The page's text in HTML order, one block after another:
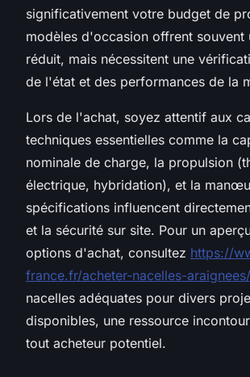
significativement votre budget de
modèles d'occasion offrent souvent
réduit, mais nécessitent une
de l'état et des performances de la
Lors de l'achat, soyez attentif aux
techniques essentielles comme la
nominale de charge, la propulsion
électrique, hybridation), et la
spécifications influencent
et la sécurité sur site. Pour un
options d'achat, consultez https://
france.fr/acheter-nacelles-araignees/
nacelles adéquates pour divers
disponibles, une ressource
tout acheteur potentiel.